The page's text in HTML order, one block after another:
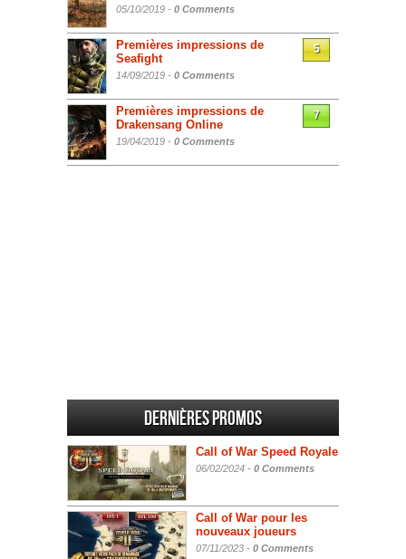
05/10/2019 - 0 Comments
Premières impressions de
Seafight
14/09/2019 - 0 Comments
5
Premières impressions de
Drakensang Online
19/04/2019 - 0 Comments
7
Dernières promos
Call of War Speed Royale
06/02/2024 - 0 Comments
Call of War pour les
nouveaux joueurs
07/11/2023 - 0 Comments